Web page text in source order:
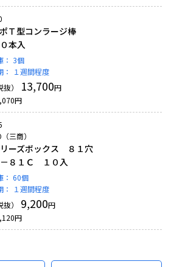
Ｔ型コンラージ棒
本入
3個
１週間程度
）
13,700円
円
三商）
ーズボックス ８１穴
－８１Ｃ １０入
60個
１週間程度
）
9,200円
円